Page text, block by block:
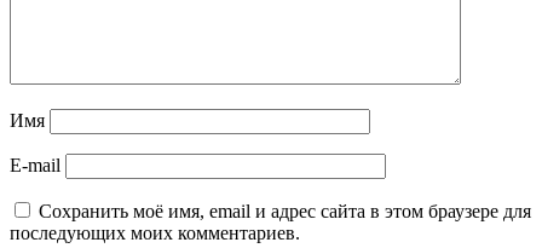
Имя
E-mail
Сохранить моё имя, email и адрес сайта в этом браузере для
последующих моих комментариев.